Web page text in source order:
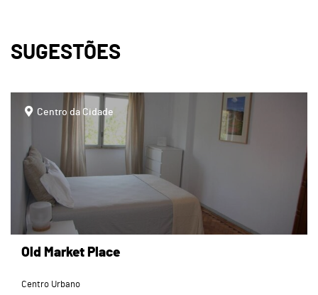
SUGESTÕES
Centro da Cidade
Old Market Place
Centro Urbano